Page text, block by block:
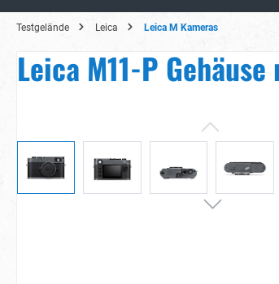
Testgelände Leica Leica M Kameras
Leica M11-P